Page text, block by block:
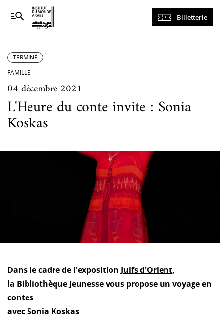
Navigation
principale
Billetterie
TERMINÉ
FAMILLE
04 décembre 2021
L'Heure du conte invite : Sonia
Koskas
Dans le cadre de l'exposition Juifs d'Orient,
la Bibliothèque Jeunesse vous propose un voyage en
contes
avec Sonia Koskas